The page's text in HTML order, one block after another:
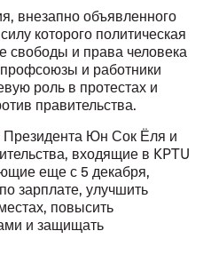
внезапно объявленного
которого политическая
свободы и права человека
и работники
роль в протестах и
правительства.
Президента Юн Сок Ёля и
входящие в KPTU
еще с 5 декабря,
зарплате, улучшить
повысить
и защищать